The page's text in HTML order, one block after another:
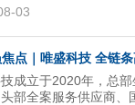
次看货会，我
属你的高光珍珠珠
京东Mall楼上） 活
03
点｜唯盛科技 全链
成立于2020年，总
部全案服务供应商、